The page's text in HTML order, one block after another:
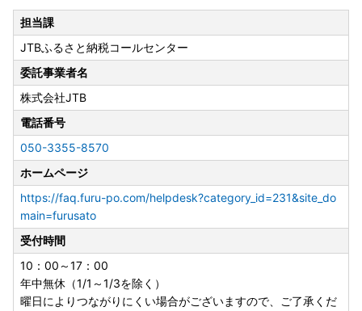
載をお願いいたします。
◆送付先
〒399-4392
＜自治体住所＞長野県上伊那郡宮田村９８番地
＜担当課＞宮田村役場 総務課 ふるさと納税担当
＜お問い合わせ先TEL＞0265-85-3181
【オンラインワンストップ申請の利用について】
当村ではオンラインワンストップ申請サービスをご利用いた
だけます。
マイナンバーカードが無くてもご申請いただけます。
下の「マイページアクセス用リンク」からご申請ください
（事前登録が必要です）
◆マイページアクセス用リンク
担当課
JTBふるさと納税コールセンター
委託事業者名
株式会社JTB
電話番号
050-3355-8570
ホームページ
https://faq.furu-po.com/helpdesk?category_id=231&site_do
main=furusato
受付時間
10：00～17：00
年中無休（1/1～1/3を除く）
曜日によりつながりにくい場合がございますので、ご了承くだ